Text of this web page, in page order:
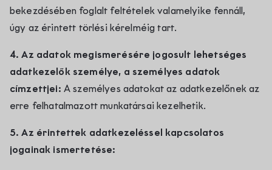
bekezdésében foglalt feltételek valamelyike fennáll,
úgy az érintett törlési kérelméig tart.
4. Az adatok megismerésére jogosult lehetséges
adatkezelők személye, a személyes adatok
címzettjei: A személyes adatokat az adatkezelőnek az
erre felhatalmazott munkatársai kezelhetik.
5. Az érintettek adatkezeléssel kapcsolatos
jogainak ismertetése: